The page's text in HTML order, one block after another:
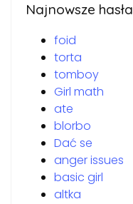
Najnowsze hasła
foid
torta
tomboy
Girl math
ate
blorbo
Dać se
anger issues
basic girl
altka